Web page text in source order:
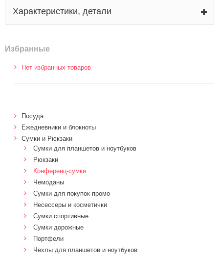
Характеристики, детали
Избранные
Нет избранных товаров
Посуда
Ежедневники и блокноты
Сумки и Рюкзаки
Сумки для планшетов и ноутбуков
Рюкзаки
Конференц-сумки
Чемоданы
Сумки для покупок промо
Несессеры и косметички
Сумки спортивные
Сумки дорожные
Портфели
Чехлы для планшетов и ноутбуков